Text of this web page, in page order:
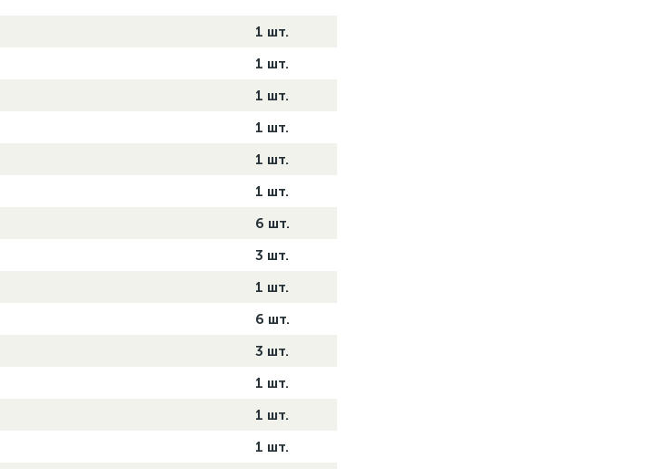
1 шт.
1 шт.
1 шт.
1 шт.
1 шт.
1 шт.
6 шт.
3 шт.
1 шт.
6 шт.
3 шт.
1 шт.
1 шт.
1 шт.